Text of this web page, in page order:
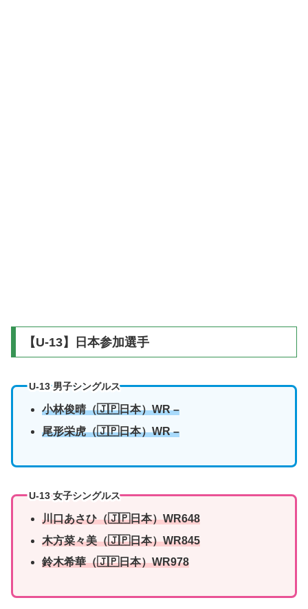
【U-13】日本参加選手
U-13 男子シングルス
小林俊晴（🇯🇵日本）WR –
尾形栄虎（🇯🇵日本）WR –
U-13 女子シングルス
川口あさひ（🇯🇵日本）WR648
木方菜々美（🇯🇵日本）WR845
鈴木希華（🇯🇵日本）WR978